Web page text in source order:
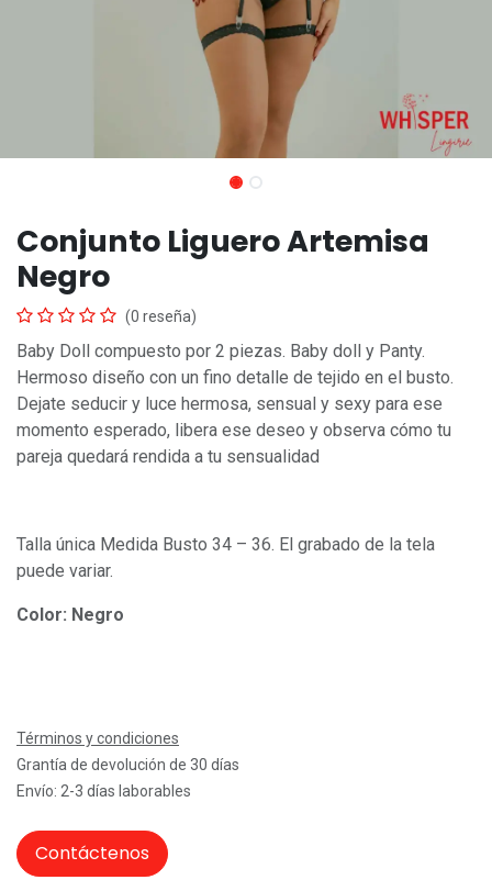
Conjunto Liguero Artemisa
Negro
(0 reseña)
Baby Doll compuesto por 2 piezas. Baby doll y Panty.
Hermoso diseño con un fino detalle de tejido en el busto.
Dejate seducir y luce hermosa, sensual y sexy para ese
momento esperado, libera ese deseo y observa cómo tu
pareja quedará rendida a tu sensualidad
Talla única Medida Busto 34 – 36. El grabado de la tela
puede variar.
Color: Negro
Términos y condiciones
Grantía de devolución de 30 días
Envío: 2-3 días laborables
Contáctenos